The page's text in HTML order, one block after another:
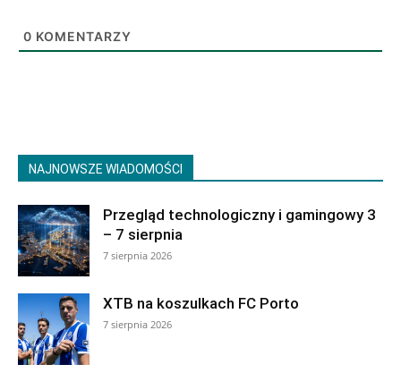
0 KOMENTARZY
NAJNOWSZE WIADOMOŚCI
Przegląd technologiczny i gamingowy 3
– 7 sierpnia
7 sierpnia 2026
XTB na koszulkach FC Porto
7 sierpnia 2026